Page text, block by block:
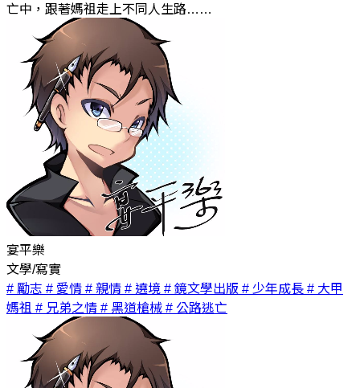
亡中，跟著媽祖走上不同人生路……
宴平樂
文學/寫實
# 勵志 # 愛情 # 親情 # 遶境 # 鏡文學出版 # 少年成長 # 大甲
媽祖 # 兄弟之情 # 黑道槍械 # 公路逃亡